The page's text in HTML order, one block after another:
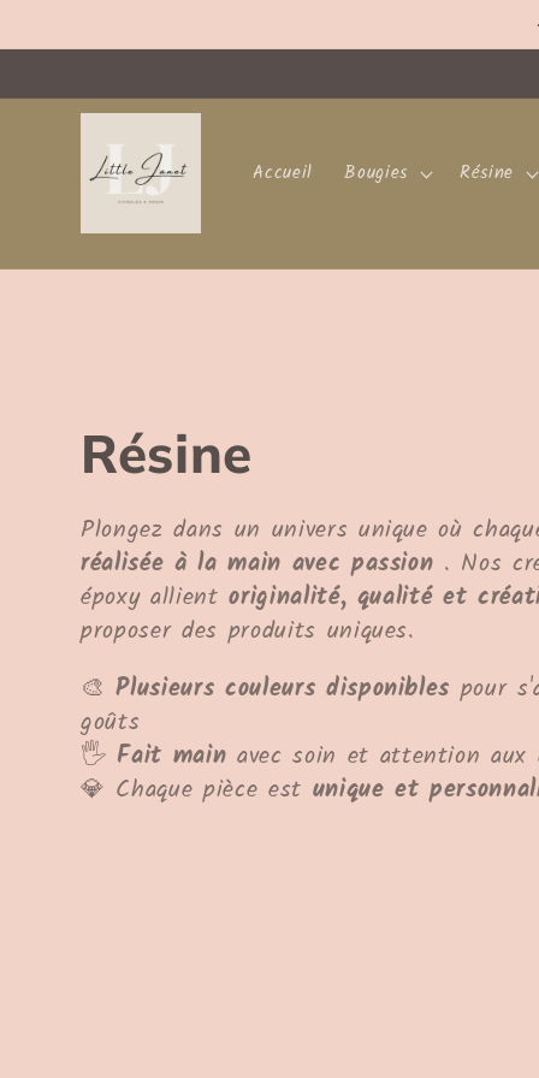
au
Accueil Bougies Résine
C
o
l
l
e
c
Résine
Plongez dans un univers unique où
réalisée à la main avec passion . Nos
époxy allientoriginalité, qualité et
proposer des produits uniques.
🎨Plusieurs couleurs disponibles pour
goûts
🖐 Fait main avec soin et attention aux
💎 Chaque pièce est unique et